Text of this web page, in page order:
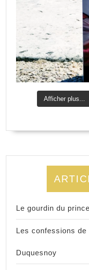
Afficher plus...
Le gourdin du
Les confessions
Duquesnoy